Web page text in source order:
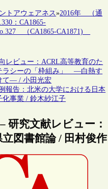
トアウェアネス»2016年 （通
：CA1865-
（CA1865-CA1871)
レビュー：ACRL高等教育のた
ラシーの「枠組み」 ―白熱す
て― / 小田光宏
報告：北米の大学における日本
化事業 / 鈴木紗江子
研究文献レビュー：
図書館論 / 田村俊作